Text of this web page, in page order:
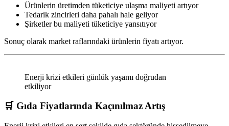
Ürünlerin üretimden tüketiciye ulaşma maliyeti artıyor
Tedarik zincirleri daha pahalı hale geliyor
Şirketler bu maliyeti tüketiciye yansıtıyor
Sonuç olarak market raflarındaki ürünlerin fiyatı artıyor.
Enerji krizi etkileri günlük yaşamı doğrudan
etkiliyor
🛒 Gıda Fiyatlarında Kaçınılmaz Artış